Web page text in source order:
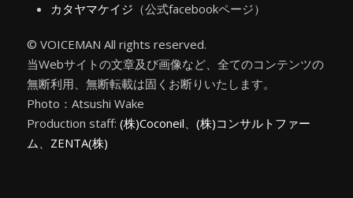
カタヤマケイジ （公式facebookページ）
© VOICEMAN All rights reserved.
当Webサイトの文章及び画像など、全てのコンテンツの
無断利用、無断転載は固くお断りいたします。
Photo：Atsushi Wake
Production staff: (株)Coconeil、 (株)コンサルトファー
ム、 ZENTA(株)